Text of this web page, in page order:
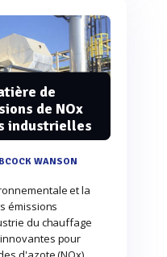
de
de NOx
industrielles
WANSON
et la
émissions
du chauffage
pour